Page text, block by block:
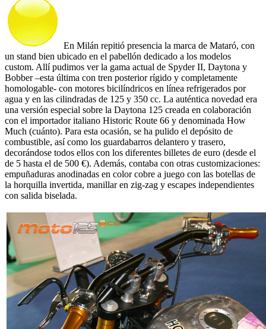
En Milán repitió presencia la marca de Mataró, con
un stand bien ubicado en el pabellón dedicado a los modelos
custom. Allí pudimos ver la gama actual de Spyder II, Daytona y
Bobber –esta última con tren posterior rígido y completamente
homologable- con motores bicilíndricos en línea refrigerados por
agua y en las cilindradas de 125 y 350 cc. La auténtica novedad era
una versión especial sobre la Daytona 125 creada en colaboración
con el importador italiano Historic Route 66 y denominada How
Much (cuánto). Para esta ocasión, se ha pulido el depósito de
combustible, así como los guardabarros delantero y trasero,
decorándose todos ellos con los diferentes billetes de euro (desde el
de 5 hasta el de 500 €). Además, contaba con otras customizaciones:
empuñaduras anodinadas en color cobre a juego con las botellas de
la horquilla invertida, manillar en zig-zag y escapes independientes
con salida biselada.